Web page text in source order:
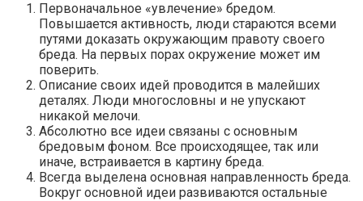
Первоначальное «увлечение» бредом.
Повышается активность, люди стараются всеми
путями доказать окружающим правоту своего
бреда. На первых порах окружение может им
поверить.
Описание своих идей проводится в малейших
деталях. Люди многословны и не упускают
никакой мелочи.
Абсолютно все идеи связаны с основным
бредовым фоном. Все происходящее, так или
иначе, встраивается в картину бреда.
Всегда выделена основная направленность бреда.
Вокруг основной идеи развиваются остальные